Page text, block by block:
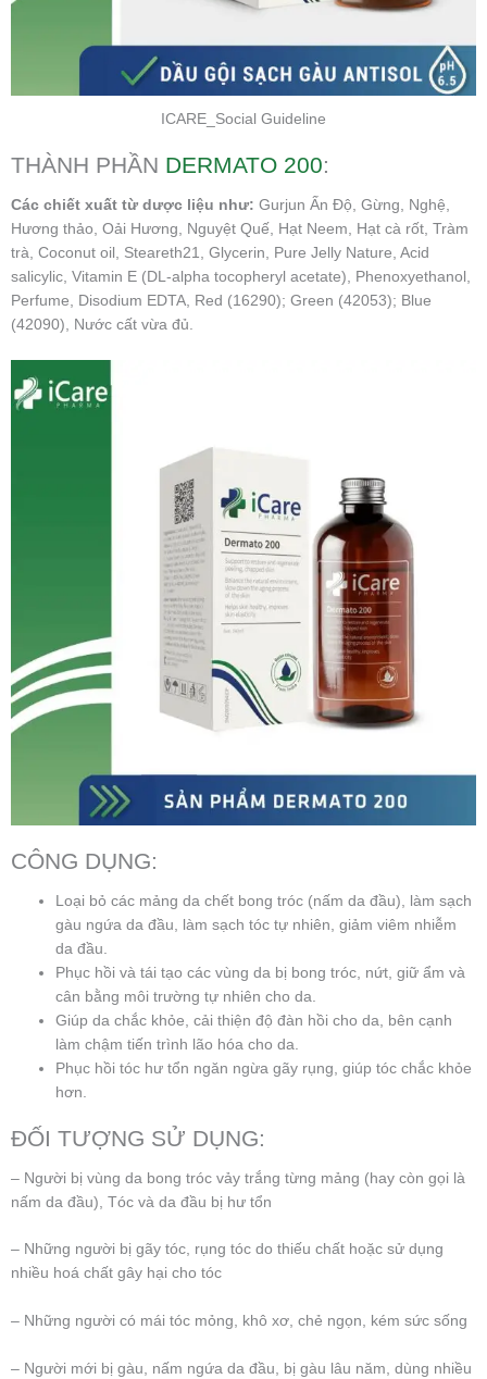
ICARE_Social Guideline
THÀNH PHẦN DERMATO 200:
Các chiết xuất từ dược liệu như: Gurjun Ấn Độ, Gừng, Nghệ,
Hương thảo, Oải Hương, Nguyệt Quế, Hạt Neem, Hạt cà rốt, Tràm
trà, Coconut oil, Steareth21, Glycerin, Pure Jelly Nature, Acid
salicylic, Vitamin E (DL-alpha tocopheryl acetate), Phenoxyethanol,
Perfume, Disodium EDTA, Red (16290); Green (42053); Blue
(42090), Nước cất vừa đủ.
CÔNG DỤNG:
Loại bỏ các mảng da chết bong tróc (nấm da đầu), làm sạch
gàu ngứa da đầu, làm sạch tóc tự nhiên, giảm viêm nhiễm
da đầu.
Phục hồi và tái tạo các vùng da bị bong tróc, nứt, giữ ẩm và
cân bằng môi trường tự nhiên cho da.
Giúp da chắc khỏe, cải thiện độ đàn hồi cho da, bên cạnh
làm chậm tiến trình lão hóa cho da.
Phục hồi tóc hư tổn ngăn ngừa gãy rụng, giúp tóc chắc khỏe
hơn.
ĐỐI TƯỢNG SỬ DỤNG:
– Người bị vùng da bong tróc vảy trắng từng mảng (hay còn gọi là
nấm da đầu), Tóc và da đầu bị hư tổn
– Những người bị gãy tóc, rụng tóc do thiếu chất hoặc sử dụng
nhiều hoá chất gây hại cho tóc
– Những người có mái tóc mỏng, khô xơ, chẻ ngọn, kém sức sống
– Người mới bị gàu, nấm ngứa da đầu, bị gàu lâu năm, dùng nhiều